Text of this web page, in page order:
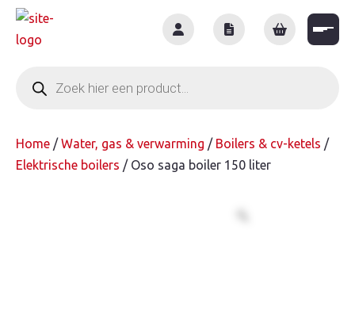
Skip
zoeken
Home /Water, gas & verwarming / Boilers & cv-ketels /
Elektrische boilers / Oso saga boiler 150 liter